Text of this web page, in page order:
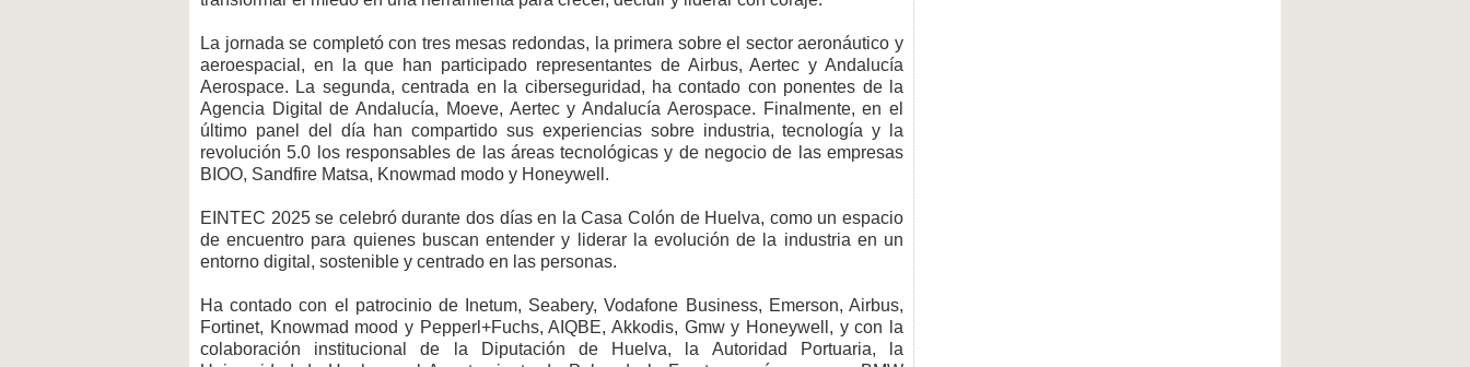
La jornada se completó con tres mesas redondas, la primera sobre el sector aeronáutico y
aeroespacial, en la que han participado representantes de Airbus, Aertec y Andalucía
Aerospace. La segunda, centrada en la ciberseguridad, ha contado con ponentes de la
Agencia Digital de Andalucía, Moeve, Aertec y Andalucía Aerospace. Finalmente, en el
último panel del día han compartido sus experiencias sobre industria, tecnología y la
revolución 5.0 los responsables de las áreas tecnológicas y de negocio de las empresas
BIOO, Sandfire Matsa, Knowmad modo y Honeywell.
EINTEC 2025 se celebró durante dos días en la Casa Colón de Huelva, como un espacio
de encuentro para quienes buscan entender y liderar la evolución de la industria en un
entorno digital, sostenible y centrado en las personas.
Ha contado con el patrocinio de Inetum, Seabery, Vodafone Business, Emerson, Airbus,
Fortinet, Knowmad mood y Pepperl+Fuchs, AIQBE, Akkodis, Gmw y Honeywell, y con la
colaboración institucional de la Diputación de Huelva, la Autoridad Portuaria, la